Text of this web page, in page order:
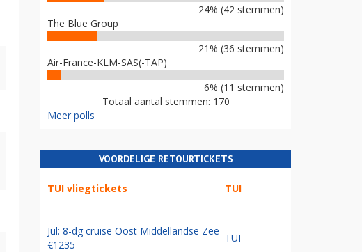
24% (42 stemmen)
The Blue Group
21% (36 stemmen)
Air-France-KLM-SAS(-TAP)
6% (11 stemmen)
Totaal aantal stemmen: 170
Meer polls
VOORDELIGE RETOURTICKETS
TUI vliegtickets TUI
Jul: 8-dg cruise Oost Middellandse Zee
€1235
TUI